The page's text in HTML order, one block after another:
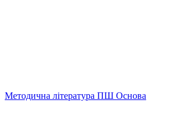
Методична література ПШ Основа